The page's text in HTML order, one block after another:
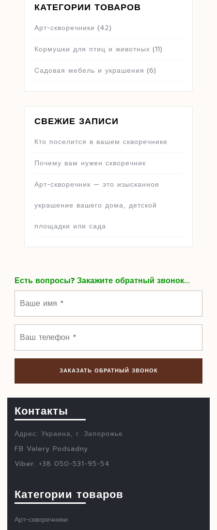
КАТЕГОРИИ ТОВАРОВ
Арт-скворечники (42)
Кормушки для птиц и животных (11)
Садовая мебель и украшения (6)
СВЕЖИЕ ЗАПИСИ
Кто поселится в вашем скворечнике
Почему вам нужен скворечник
Арт-скворечник — это изысканное
украшение вашего дома, детской
площадки или сада
Есть вопросы? Закажите обратный звонок...
Контакты
Адрес: Украина, г. Запорожье
FB Valery Podsadny
Viber: +38 050-531-95-54
Категории товаров
Арт-скворечники